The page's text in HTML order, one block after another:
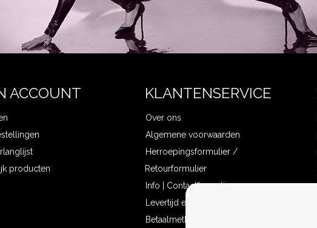
ACCOUNT
producten
KLANTENSERVICE
Over ons
Algemene voorwaarden
Herroepingsformulier /
Retourformulier
Info | Contactformulier
Levertijd en verzendkosten
Betaalmethoden